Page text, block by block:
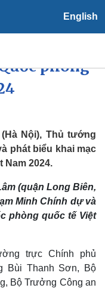
English
thời tiết
dục
VOV
Chính
phòng
Nội), Thủ tướng
phát biểu khai mạc
Nam 2024.
(quận Long Biên,
Minh Chính dự và
phòng quốc tế Việt
trực Chính phủ
Bùi Thanh Sơn, Bộ
Bộ Trưởng Công an